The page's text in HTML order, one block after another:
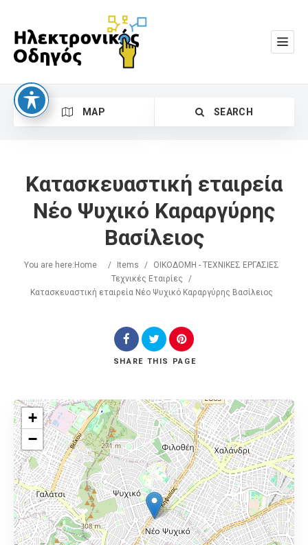
MAP SEARCH
Search
Κατασκευαστική εταιρεία
Νέο Ψυχικό Καραργύρης
Βασίλειος
You are here: Home / Items /
ΟΙΚΟΔΟΜΗ - ΤΕΧΝΙΚΕΣ ΕΡΓΑΣΙΕΣ
Τεχνικές Εταιρίες
/
Κατασκευαστική εταιρεία Νέο Ψυχικό Καραργύρης Βασίλειος
SHARE THIS PAGE
+
−